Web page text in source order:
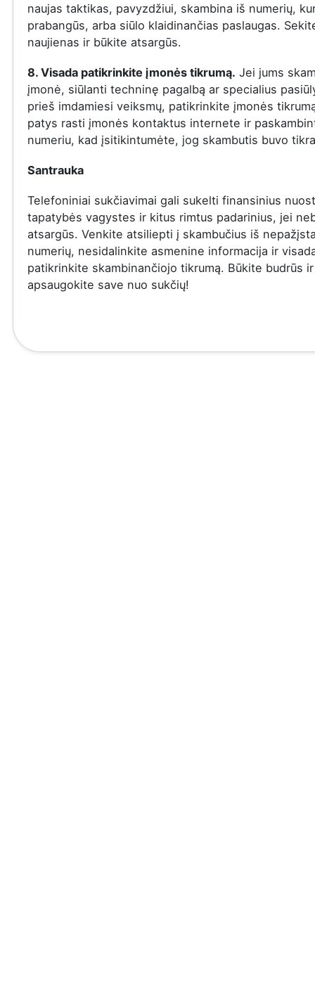
naujas taktikas, pavyzdžiui, skambina iš numerių,
prabangūs, arba siūlo klaidinančias paslaugas.
naujienas ir būkite atsargūs.
8. Visada patikrinkite įmonės tikrumą. Jei jums
įmonė, siūlanti techninę pagalbą ar specialius
prieš imdamiesi veiksmų, patikrinkite įmonės
patys rasti įmonės kontaktus internete ir
numeriu, kad įsitikintumėte, jog skambutis buvo
Santrauka
Telefoniniai sukčiavimai gali sukelti finansinius
tapatybės vagystes ir kitus rimtus padarinius, jei
atsargūs. Venkite atsiliepti į skambučius iš
numerių, nesidalinkite asmenine informacija ir
patikrinkite skambinančiojo tikrumą. Būkite budrūs ir
apsaugokite save nuo sukčių!